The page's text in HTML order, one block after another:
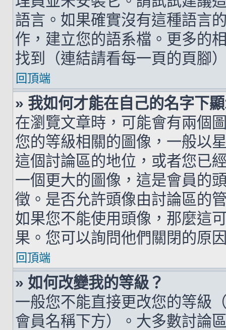
語言。如果確實沒有這種語言
作，建立您的語系檔。更多的
找到（連結請看每一頁的頁腳
回頂端
» 我如何才能在自己的名字下
在瀏覽文章時，可能會有兩個
您的等級相關的圖像，一般以
這個討論區的地位，或者您已
一個更大的圖像，這是會員的
徵。是否允許頭像由討論區的
如果您不能使用頭像，那麼這
果。您可以詢問他們關閉的原
回頂端
» 如何改變我的等級？
一般您不能直接更改您的等級
會員名稱下方）。大多數討論